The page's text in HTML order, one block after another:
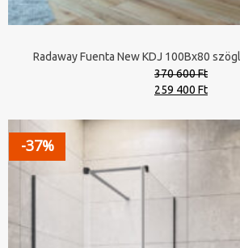
Radaway Fuenta New KDJ 100Bx80
370 600 Ft
Original
was:
600 Ft.
259 400 FtCurrent
is:
400 Ft.
-37%